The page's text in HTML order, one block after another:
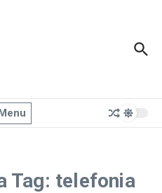
Tag: telefonia